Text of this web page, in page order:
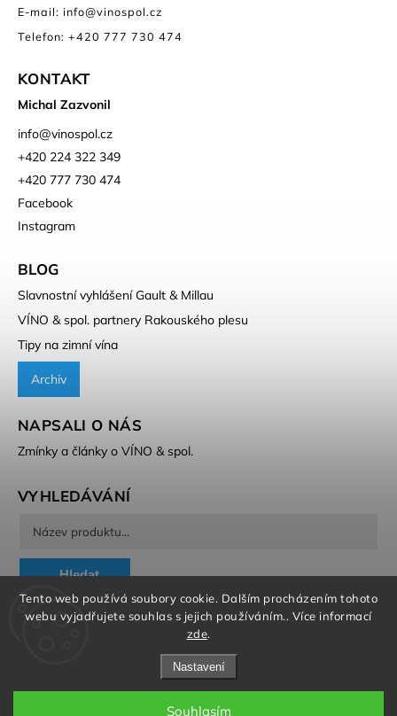
Tento web používá soubory cookie. Dalším procházením tohoto
webu vyjadřujete souhlas s jejich používáním.. Více informací
zde.
Nastavení
Souhlasím
E-mail: info@vinospol.cz
Telefon: +420 777 730 474
KONTAKT
Michal Zazvonil
info@vinospol.cz
+420 224 322 349
+420 777 730 474
Facebook
Instagram
BLOG
Slavnostní vyhlášení Gault & Millau
VÍNO & spol. partnery Rakouského plesu
Tipy na zimní vína
Archiv
NAPSALI O NÁS
Zmínky a články o VÍNO & spol.
VYHLEDÁVÁNÍ
Hledat